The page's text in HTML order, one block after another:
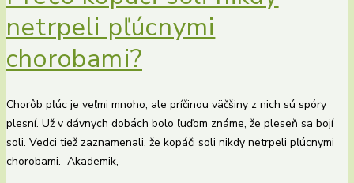
netrpeli pľúcnymi
chorobami?
Chorôb pľúc je veľmi mnoho, ale príčinou väčšiny z nich sú spóry
plesní. Už v dávnych dobách bolo ľuďom známe, že pleseň sa bojí
soli. Vedci tiež zaznamenali, že kopáči soli nikdy netrpeli pľúcnymi
chorobami. Akademik,